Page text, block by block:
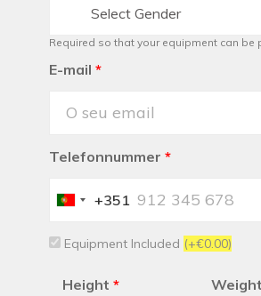
Select Gender
Required so that your equipment can be
E-mail *
Telefonnummer *
Portugal
+351
Equipment Included (+€0.00)
Height * Weight